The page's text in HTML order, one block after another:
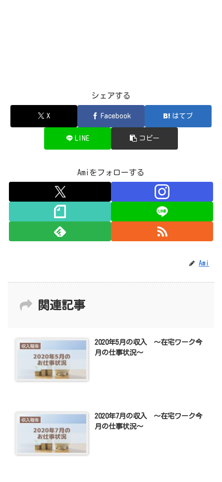
シェアする
X Facebook はてブ
LINE コピー
Amiをフォローする
Ami
関連記事
収入報告
2020年5月の収入 ～在宅ワーク今
月の仕事状況～
収入報告
2020年7月の収入 ～在宅ワーク今
月の仕事状況～